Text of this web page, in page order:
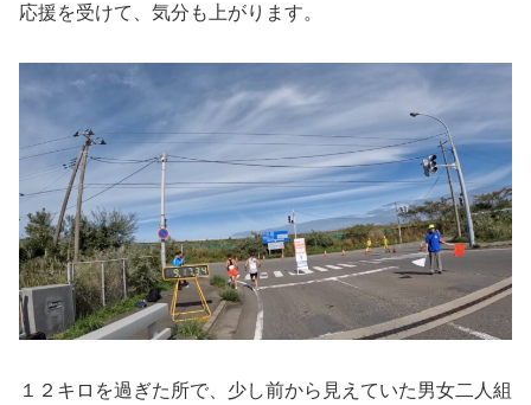
応援を受けて、気分も上がります。
１２キロを過ぎた所で、少し前から見えていた男女二人組